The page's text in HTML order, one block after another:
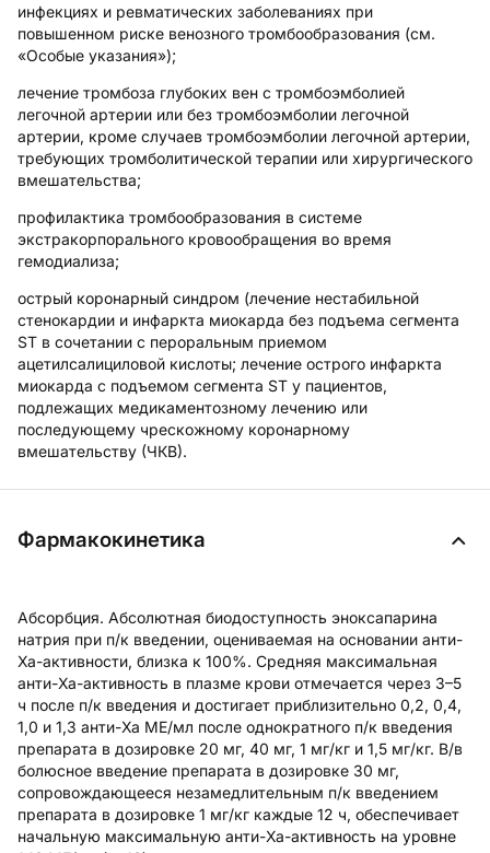
инфекциях и ревматических заболеваниях при
повышенном риске венозного тромбообразования (см.
«Особые указания»);
лечение тромбоза глубоких вен с тромбоэмболией
легочной артерии или без тромбоэмболии легочной
артерии, кроме случаев тромбоэмболии легочной артерии,
требующих тромболитической терапии или хирургического
вмешательства;
профилактика тромбообразования в системе
экстракорпорального кровообращения во время
гемодиализа;
острый коронарный синдром (лечение нестабильной
стенокардии и инфаркта миокарда без подъема сегмента
ST в сочетании с пероральным приемом
ацетилсалициловой кислоты; лечение острого инфаркта
миокарда с подъемом сегмента ST у пациентов,
подлежащих медикаментозному лечению или
последующему чрескожному коронарному
вмешательству (ЧКВ).
Фармакокинетика
Абсорбция. Абсолютная биодоступность эноксапарина
натрия при п/к введении, оцениваемая на основании анти-
Ха-активности, близка к 100%. Средняя максимальная
анти-Ха-активность в плазме крови отмечается через 3–5
ч после п/к введения и достигает приблизительно 0,2, 0,4,
1,0 и 1,3 анти-Ха МЕ/мл после однократного п/к введения
препарата в дозировке 20 мг, 40 мг, 1 мг/кг и 1,5 мг/кг. В/в
болюсное введение препарата в дозировке 30 мг,
сопровождающееся незамедлительным п/к введением
препарата в дозировке 1 мг/кг каждые 12 ч, обеспечивает
начальную максимальную анти-Ха-активность на уровне